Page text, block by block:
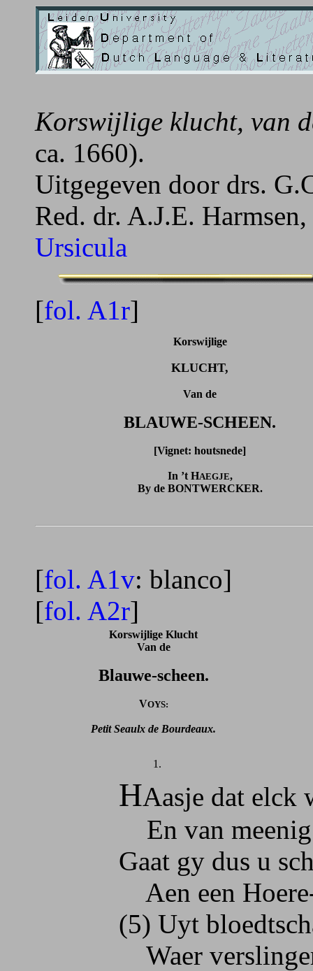
Korswijlige klucht, van
ca. 1660).
Uitgegeven door drs.
Red. dr. A.J.E.
Ursicula
[fol. A1r]
Korswijlige
KLUCHT,
Van de
BLAUWE-SCHEEN.
[Vignet: houtsnede]
In ’t HAEGJE,
By de BONTWERCKER.
[fol. A1v: blanco]
[fol. A2r]
Korswijlige Klucht
Van de
Blauwe-scheen.
VOYS:
Petit Seaulx de Bourdeaux.
1.
HAasje dat elck
En van meenig
Gaat gy dus u
Aen een Hoere-
(5) Uyt
Waer verslingert